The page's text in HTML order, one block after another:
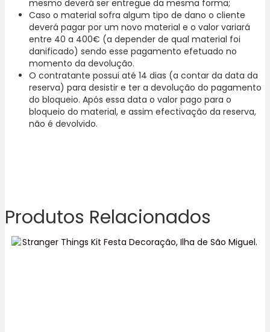
mesmo deverá ser entregue da mesma forma;
Caso o material sofra algum tipo de dano o cliente
deverá pagar por um novo material e o valor variará
entre 40 a 400€ (a depender de qual material foi
danificado) sendo esse pagamento efetuado no
momento da devolução.
O contratante possui até 14 dias (a contar da data da
reserva) para desistir e ter a devolução do pagamento
do bloqueio. Após essa data o valor pago para o
bloqueio do material, e assim efectivação da reserva,
não é devolvido.
Produtos Relacionados